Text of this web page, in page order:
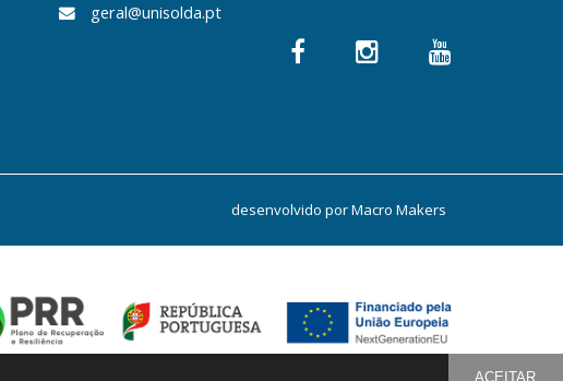
ACEITAR
geral@unisolda.pt
desenvolvido porMacro Makers